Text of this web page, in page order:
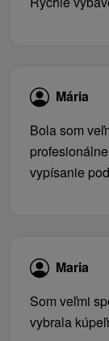
Mária
Bola som
vypísanie
Maria
Som veľmi
vybrala